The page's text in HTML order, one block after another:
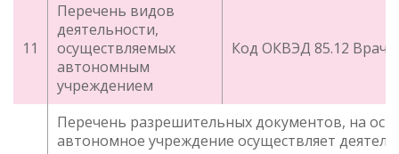
11
Перечень видов
деятельности,
осуществляемых
автономным
учреждением
Код ОКВЭД 85.12
Перечень разрешительных документов, на
автономное учреждение осуществляет